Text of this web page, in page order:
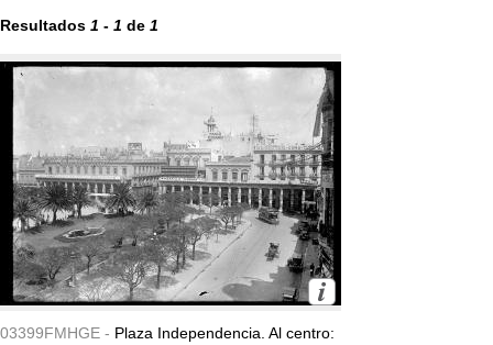
Resultados 1 - 1 de 1
03399FMHGE - Plaza Independencia. Al centro: